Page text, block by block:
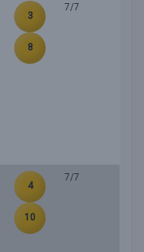
3
8
7/7
4
10
7/7